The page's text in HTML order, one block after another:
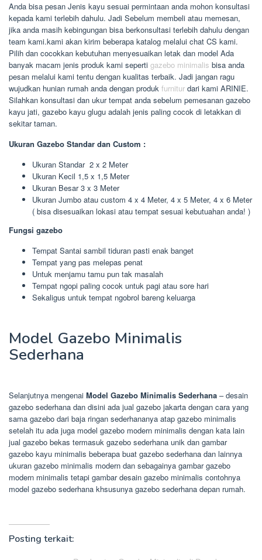
Anda bisa pesan Jenis kayu sesuai permintaan anda mohon konsultasi
kepada kami terlebih dahulu. Jadi Sebelum membeli atau memesan,
jika anda masih kebingungan bisa berkonsultasi terlebih dahulu dengan
team kami.kami akan kirim beberapa katalog melalui chat CS kami.
Pilih dan cocokkan kebutuhan menyesuaikan letak dan model Ada
banyak macam jenis produk kami seperti gazebo minimalis bisa anda
pesan melalui kami tentu dengan kualitas terbaik. Jadi jangan ragu
wujudkan hunian rumah anda dengan produk furnitur dari kami ARINIE.
Silahkan konsultasi dan ukur tempat anda sebelum pemesanan gazebo
kayu jati, gazebo kayu glugu adalah jenis paling cocok di letakkan di
sekitar taman.
Ukuran Gazebo Standar dan Custom :
Ukuran Standar 2 x 2 Meter
Ukuran Kecil 1,5 x 1,5 Meter
Ukuran Besar 3 x 3 Meter
Ukuran Jumbo atau custom 4 x 4 Meter, 4 x 5 Meter, 4 x 6 Meter
( bisa disesuaikan lokasi atau tempat sesuai kebutuahan anda! )
Fungsi gazebo
Tempat Santai sambil tiduran pasti enak banget
Tempat yang pas melepas penat
Untuk menjamu tamu pun tak masalah
Tempat ngopi paling cocok untuk pagi atau sore hari
Sekaligus untuk tempat ngobrol bareng keluarga
Model Gazebo Minimalis
Sederhana
Selanjutnya mengenai Model Gazebo Minimalis Sederhana – desain
gazebo sederhana dan disini ada jual gazebo jakarta dengan cara yang
sama gazebo dari baja ringan sederhananya atap gazebo minimalis
setelah itu ada juga model gazebo modern minimalis dengan kata lain
jual gazebo bekas termasuk gazebo sederhana unik dan gambar
gazebo kayu minimalis beberapa buat gazebo sederhana dan lainnya
ukuran gazebo minimalis modern dan sebagainya gambar gazebo
modern minimalis tetapi gambar desain gazebo minimalis contohnya
model gazebo sederhana khsusunya gazebo sederhana depan rumah.
Posting terkait: